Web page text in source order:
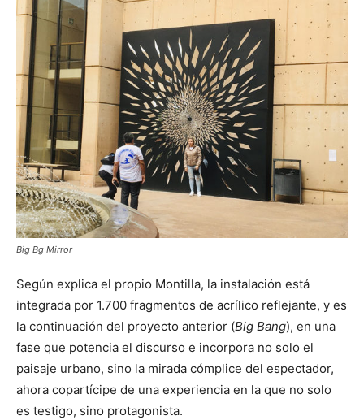
Big Bg Mirror
Según explica el propio Montilla, la instalación está
integrada por 1.700 fragmentos de acrílico reflejante, y es
la continuación del proyecto anterior (Big Bang), en una
fase que potencia el discurso e incorpora no solo el
paisaje urbano, sino la mirada cómplice del espectador,
ahora copartícipe de una experiencia en la que no solo
es testigo, sino protagonista.